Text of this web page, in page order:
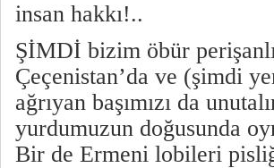
insan hakkı!..
ŞİMDİ bizim öbür
Çeçenistan’da ve (şimdi
ağrıyan başımızı da
yurdumuzun doğusunda
Bir de Ermeni lobileri